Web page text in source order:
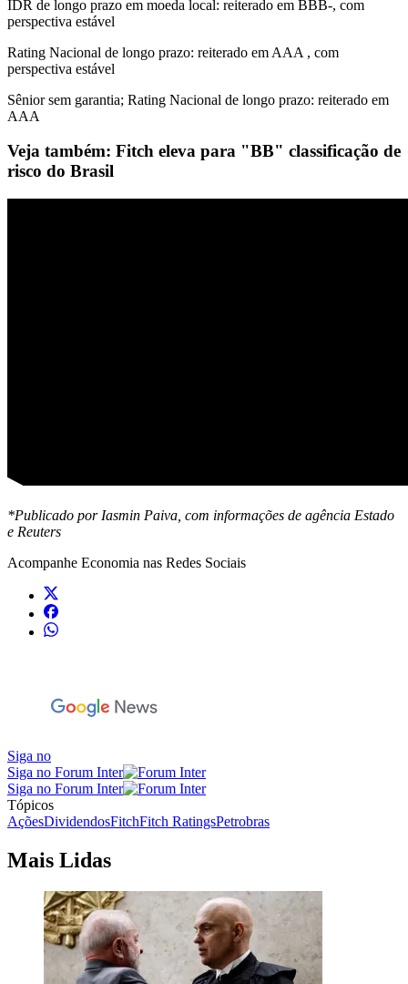
IDR de longo prazo em moeda local: reiterado em BBB-, com
perspectiva estável
Rating Nacional de longo prazo: reiterado em AAA , com
perspectiva estável
Sênior sem garantia; Rating Nacional de longo prazo: reiterado em
AAA
Veja também: Fitch eleva para "BB" classificação de
risco do Brasil
*Publicado por Iasmin Paiva, com informações de agência Estado
e Reuters
Acompanhe Economia nas Redes Sociais
Siga no
Siga no Forum Inter
Siga no Forum Inter
Tópicos
AçõesDividendosFitchFitch RatingsPetrobras
Mais Lidas